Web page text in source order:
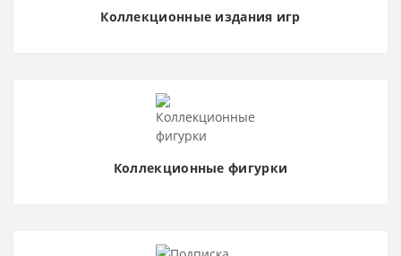
Коллекционные издания игр
Коллекционные фигурки